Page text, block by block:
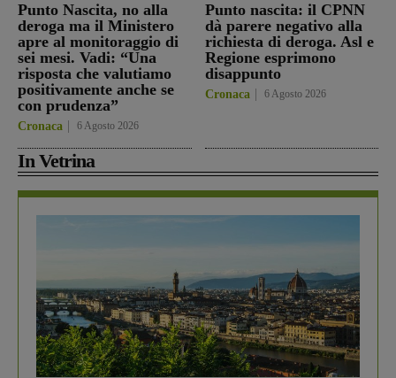
Punto Nascita, no alla
deroga ma il Ministero
apre al monitoraggio di
sei mesi. Vadi: “Una
risposta che valutiamo
positivamente anche se
con prudenza”
Cronaca 6 Agosto 2026
Punto nascita: il CPNN
dà parere negativo alla
richiesta di deroga. Asl e
Regione esprimono
disappunto
Cronaca 6 Agosto 2026
In Vetrina